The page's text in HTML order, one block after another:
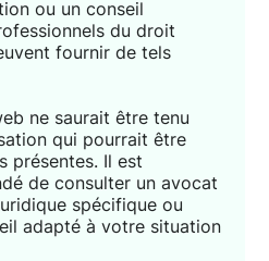
ou un conseil
du droit
fournir de tels
ne saurait être tenu
qui pourrait être
présentes. Il est
de consulter un avocat
spécifique ou
adapté à votre situation